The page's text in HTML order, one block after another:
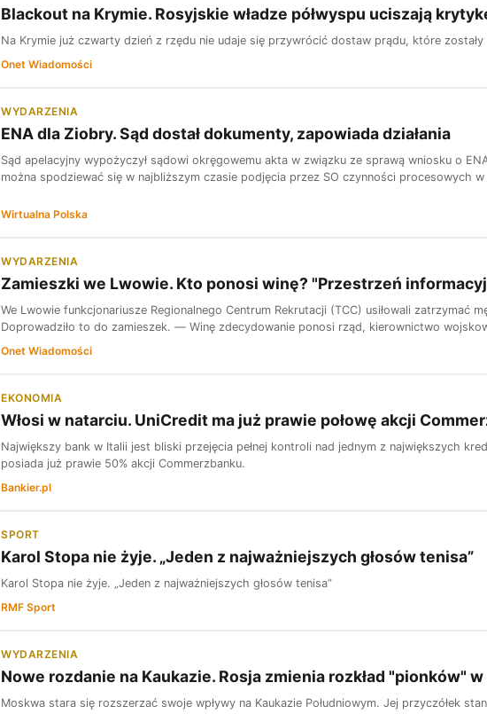
Blackout na Krymie. Rosyjskie władze półwyspu uciszają
Na Krymie już czwarty dzień z rzędu nie udaje się przywrócić dostaw prądu, które
Onet Wiadomości
WYDARZENIA
ENA dla Ziobry. Sąd dostał dokumenty, zapowiada działania
Sąd apelacyjny wypożyczył sądowi okręgowemu akta w związku ze sprawą wniosku o
można spodziewać się w najbliższym czasie podjęcia przez SO czynności procesowych
Wirtualna Polska
WYDARZENIA
Zamieszki we Lwowie. Kto ponosi winę? "Przestrzeń
We Lwowie funkcjonariusze Regionalnego Centrum Rekrutacji (TCC) usiłowali zatrzymać
Doprowadziło to do zamieszek. — Winę zdecydowanie ponosi rząd, kierownictwo
Onet Wiadomości
EKONOMIA
Włosi w natarciu. UniCredit ma już prawie połowę akcji
Największy bank w Italii jest bliski przejęcia pełnej kontroli nad jednym z największych
posiada już prawie 50% akcji Commerzbanku.
Bankier.pl
SPORT
Karol Stopa nie żyje. „Jeden z najważniejszych głosów tenisa”
Karol Stopa nie żyje. „Jeden z najważniejszych głosów tenisa”
RMF Sport
WYDARZENIA
Nowe rozdanie na Kaukazie. Rosja zmienia rozkład "pionków"
Moskwa stara się rozszerzać swoje wpływy na Kaukazie Południowym. Jej przyczółek